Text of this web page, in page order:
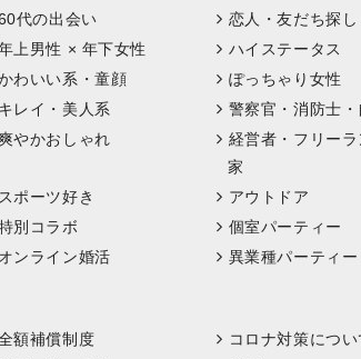
代の出会い
恋人・友だち探し
上男性 × 年下女性
ハイステータス
わいい系・童顔
ぽっちゃり女性
キレイ・美人系
警察官・消防士
やかおしゃれ
経営者・フリー
家
スポーツ好き
アウトドア
別コラボ
個室パーティー
オンライン婚活
異業種パーティー
額補償制度
コロナ対策につい